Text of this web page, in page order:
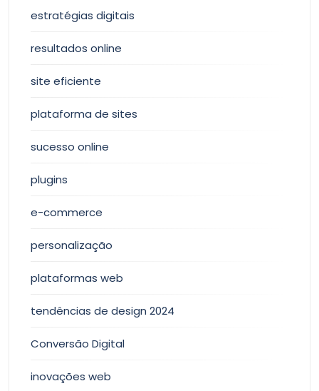
estratégias digitais
resultados online
site eficiente
plataforma de sites
sucesso online
plugins
e-commerce
personalização
plataformas web
tendências de design 2024
Conversão Digital
inovações web